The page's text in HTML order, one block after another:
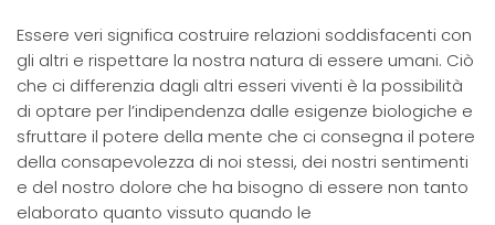
Essere veri significa costruire relazioni soddisfacenti con
gli altri e rispettare la nostra natura di essere umani. Ciò
che ci differenzia dagli altri esseri viventi è la possibilità
di optare per l’indipendenza dalle esigenze biologiche e
sfruttare il potere della mente che ci consegna il potere
della consapevolezza di noi stessi, dei nostri sentimenti
e del nostro dolore che ha bisogno di essere non tanto
elaborato quanto vissuto quando le